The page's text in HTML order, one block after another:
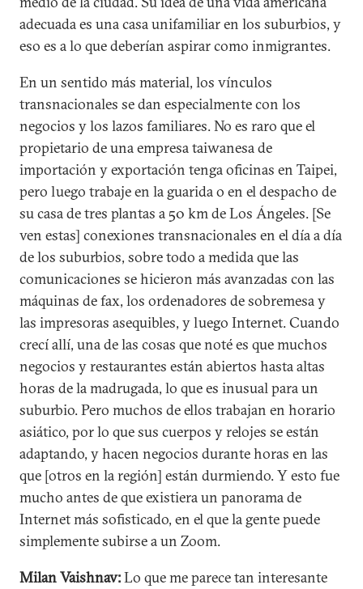
adecuada es una casa unifamiliar en los suburbios, y
eso es a lo que deberían aspirar como inmigrantes.
En un sentido más material, los vínculos
transnacionales se dan especialmente con los
negocios y los lazos familiares. No es raro que el
propietario de una empresa taiwanesa de
importación y exportación tenga oficinas en Taipei,
pero luego trabaje en la guarida o en el despacho de
su casa de tres plantas a 50 km de Los Ángeles. [Se
ven estas] conexiones transnacionales en el día a día
de los suburbios, sobre todo a medida que las
comunicaciones se hicieron más avanzadas con las
máquinas de fax, los ordenadores de sobremesa y
las impresoras asequibles, y luego Internet. Cuando
crecí allí, una de las cosas que noté es que muchos
negocios y restaurantes están abiertos hasta altas
horas de la madrugada, lo que es inusual para un
suburbio. Pero muchos de ellos trabajan en horario
asiático, por lo que sus cuerpos y relojes se están
adaptando, y hacen negocios durante horas en las
que [otros en la región] están durmiendo. Y esto fue
mucho antes de que existiera un panorama de
Internet más sofisticado, en el que la gente puede
simplemente subirse a un Zoom.
Milan Vaishnav:Lo que me parece tan interesante